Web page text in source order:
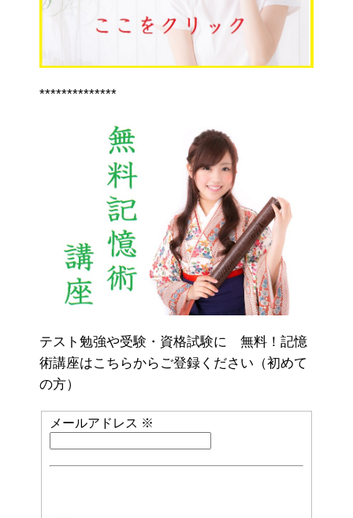
**************
テスト勉強や受験・資格試験に 無料！記憶
術講座はこちらからご登録ください（初めて
の方）
メールアドレス ※